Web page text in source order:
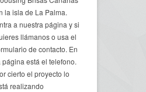
la isla de La Palma.
a nuestra página y si
llámanos o usa el
de contacto. En
página está el telefono.
cierto el proyecto lo
realizando